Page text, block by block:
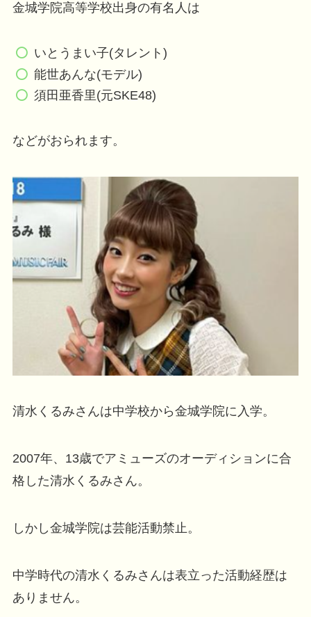
金城学院高等学校出身の有名人は
いとうまい子(タレント)
能世あんな(モデル)
須田亜香里(元SKE48)
などがおられます。
清水くるみさんは中学校から金城学院に入学。
2007年、13歳でアミューズのオーディションに合
格した清水くるみさん。
しかし金城学院は芸能活動禁止。
中学時代の清水くるみさんは表立った活動経歴は
ありません。